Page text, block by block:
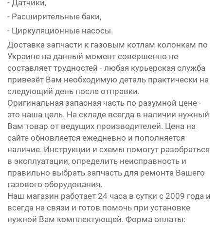
- Датчики,
- Расширительные баки,
- Циркуляционные насосы.
Доставка запчасти к газовым котлам колонкам по
Украине на данный момент совершенно не
составляет трудностей - любая курьерская служба
привезёт Вам необходимую деталь практически на
следующий день после отправки.
Оригинальная запасная часть по разумной цене -
это наша цель. На складе всегда в наличии нужный
Вам товар от ведущих производителей. Цена на
сайте обновляется ежедневно и пополняется
наличие. Инструкции и схемы помогут разобраться
в эксплуатации, определить неисправность и
правильно выбрать запчасть для ремонта Вашего
газового оборудования.
Наш магазин работает 24 часа в сутки с 2009 года и
всегда на связи и готов помочь при установке
нужной Вам комплектующей. Форма оплаты: